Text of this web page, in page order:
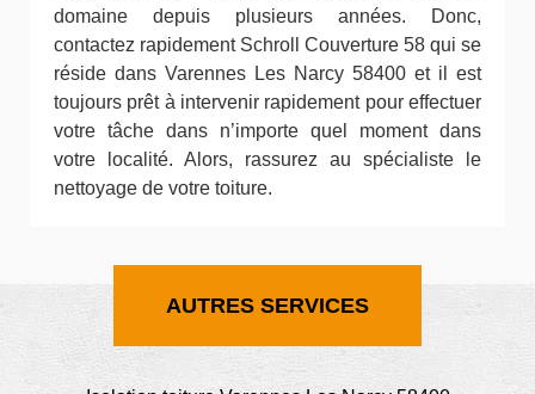
domaine depuis plusieurs années. Donc,
contactez rapidement Schroll Couverture 58 qui se
réside dans Varennes Les Narcy 58400 et il est
toujours prêt à intervenir rapidement pour effectuer
votre tâche dans n’importe quel moment dans
votre localité. Alors, rassurez au spécialiste le
nettoyage de votre toiture.
AUTRES SERVICES